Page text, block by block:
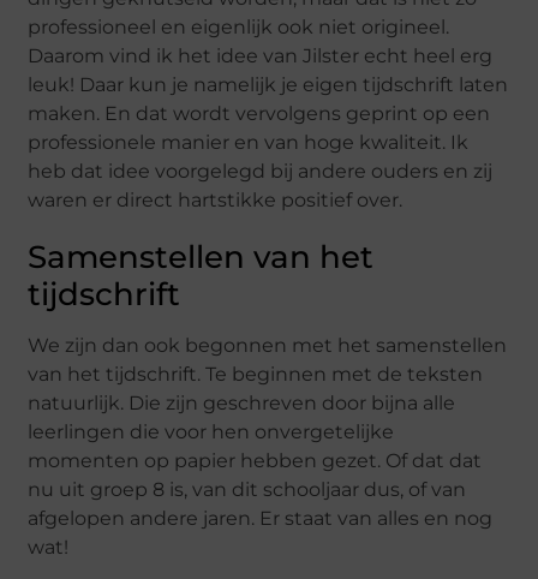
professioneel en eigenlijk ook niet origineel.
Daarom vind ik het idee van Jilster echt heel erg
leuk! Daar kun je namelijk je eigen tijdschrift laten
maken. En dat wordt vervolgens geprint op een
professionele manier en van hoge kwaliteit. Ik
heb dat idee voorgelegd bij andere ouders en zij
waren er direct hartstikke positief over.
Samenstellen van het
tijdschrift
We zijn dan ook begonnen met het samenstellen
van het tijdschrift. Te beginnen met de teksten
natuurlijk. Die zijn geschreven door bijna alle
leerlingen die voor hen onvergetelijke
momenten op papier hebben gezet. Of dat dat
nu uit groep 8 is, van dit schooljaar dus, of van
afgelopen andere jaren. Er staat van alles en nog
wat!